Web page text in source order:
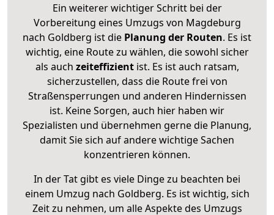
Ein weiterer wichtiger Schritt bei der
Vorbereitung eines Umzugs von Magdeburg
nach Goldberg ist die Planung der Routen. Es ist
wichtig, eine Route zu wählen, die sowohl sicher
als auch zeiteffizientist. Es ist auch ratsam,
sicherzustellen, dass die Route frei von
Straßensperrungen und anderen Hindernissen
ist. Keine Sorgen, auch hier haben wir
Spezialisten und übernehmen gerne die Planung,
damit Sie sich auf andere wichtige Sachen
konzentrieren können.
In der Tat gibt es viele Dinge zu beachten bei
einem Umzug nach Goldberg. Es ist wichtig, sich
Zeit zu nehmen, um alle Aspekte des Umzugs